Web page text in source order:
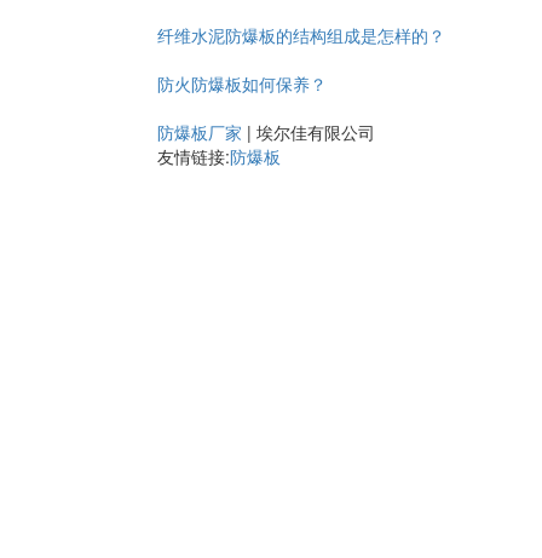
纤维水泥防爆板的结构组成是怎样的？
防火防爆板如何保养？
防爆板厂家 | 埃尔佳有限公司
友情链接:防爆板